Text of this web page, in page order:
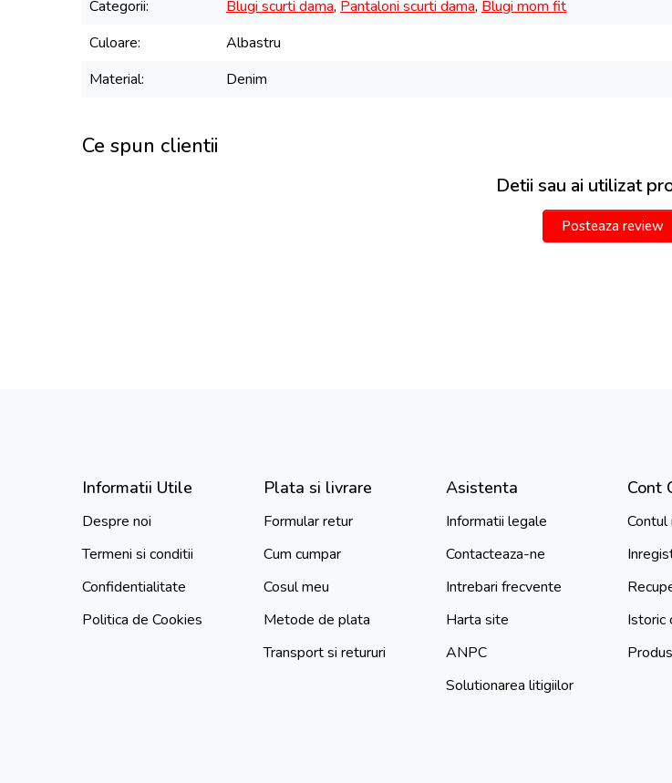
Categorii
Blugi scurti dama, Pantaloni scurti dama, Blugi mom fit
Culoare
Albastru
Material
Denim
Ce spun clientii
Detii sau ai utilizat
Posteaza review
Informatii Utile
Despre noi
Termeni si conditii
Confidentialitate
Politica de Cookies
Plata si livrare
Formular retur
Cum cumpar
Cosul meu
Metode de plata
Transport si retururi
Asistenta
Informatii legale
Contacteaza-ne
Intrebari frecvente
Harta site
ANPC
Solutionarea litigiilor
Cont
Contul
Istoric